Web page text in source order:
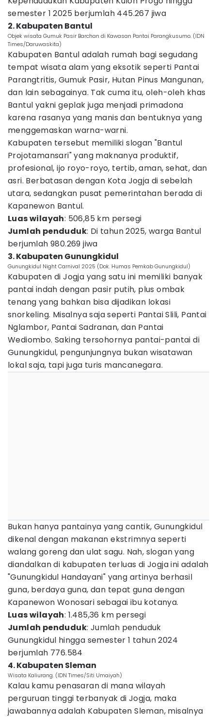
semester 1 2025 berjumlah 445.267 jiwa
2. Kabupaten Bantul
Objek wisata Gumuk Pasir Barchan di Kawasan Pantai Parangkusumo. (IDN
Times/Daruwaskita)
Kabupaten Bantul adalah rumah bagi segudang
tempat wisata alam yang eksotik seperti Pantai
Parangtritis, Gumuk Pasir, Hutan Pinus Mangunan,
dan lain sebagainya. Tak cuma itu, oleh-oleh khas
Bantul yakni geplak juga menjadi primadona
karena rasanya yang manis dan bentuknya yang
menggemaskan warna-warni.
Kabupaten tersebut memiliki slogan "Bantul
Projotamansari" yang maknanya produktif,
profesional, ijo royo-royo, tertib, aman, sehat, dan
asri. Berbatasan dengan Kota Jogja di sebelah
utara, sedangkan pusat pemerintahan berada di
Kapanewon Bantul.
Luas wilayah: 506,85 km persegi
Jumlah penduduk: Di tahun 2025, warga Bantul
berjumlah 980.269 jiwa
3. Kabupaten Gunungkidul
Gunungkidul Night Carnival 2025 (Dok. Humas Pemkab Gunungkidul)
Kabupaten di Jogja yang satu ini memiliki banyak
pantai indah dengan pasir putih, plus ombak
tenang yang bahkan bisa dijadikan lokasi
snorkeling. Misalnya saja seperti Pantai Slili, Pantai
Nglambor, Pantai Sadranan, dan Pantai
Wediombo. Saking tersohornya pantai-pantai di
Gunungkidul, pengunjungnya bukan wisatawan
lokal saja, tapi juga turis mancanegara.
Bukan hanya pantainya yang cantik, Gunungkidul
dikenal dengan makanan ekstrimnya seperti
walang goreng dan ulat sagu. Nah, slogan yang
diandalkan di kabupaten terluas di Jogja ini adalah
"Gunungkidul Handayani" yang artinya berhasil
guna, berdaya guna, dan tepat guna dengan
Kapanewon Wonosari sebagai ibu kotanya.
Luas wilayah: 1.485,36 km persegi
Jumlah penduduk: Jumlah penduduk
Gunungkidul hingga semester 1 tahun 2024
berjumlah 776.584
4. Kabupaten Sleman
Wisata Kaliurang. (IDN Times/Siti Umaiyah)
Kalau kamu penasaran di mana wilayah
perguruan tinggi terbanyak di Jogja, maka
jawabannya adalah Kabupaten Sleman, misalnya